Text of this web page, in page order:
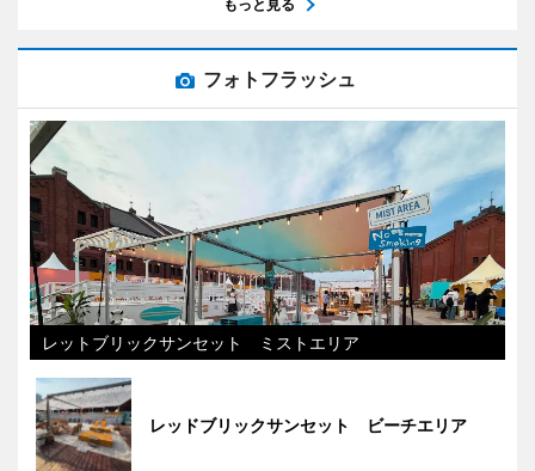
もっと見る
フォトフラッシュ
レットブリックサンセット ミストエリア
レッドブリックサンセット ビーチエリア